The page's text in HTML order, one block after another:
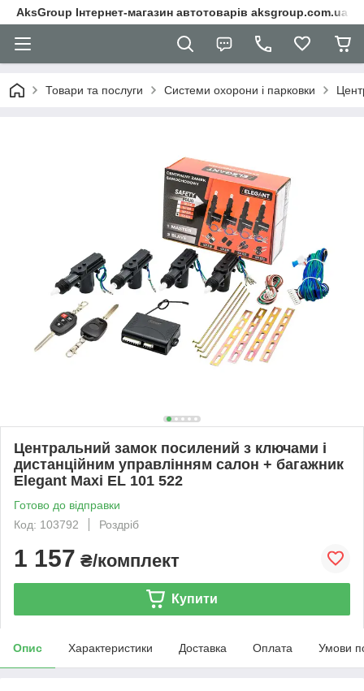
AksGroup Інтернет-магазин автотоварів aksgroup.com.ua
Товари та послуги Системи охорони і парковки
Центральний замок посилений з ключами і
дистанційним управлінням салон + багажник
Elegant Maxi EL 101 522
Готово до відправки
Код: 103792
Роздріб
1 157 ₴/комплект
Купити
Опис Характеристики Доставка Оплата Умови